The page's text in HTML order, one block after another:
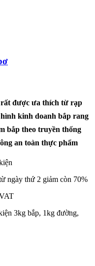
được ưa thích từ rạp
kinh doanh bắp rang
bắp theo truyền thống
an toàn thực phẩm
ngày thứ 2 giảm còn 70%
3kg bắp, 1kg đường,